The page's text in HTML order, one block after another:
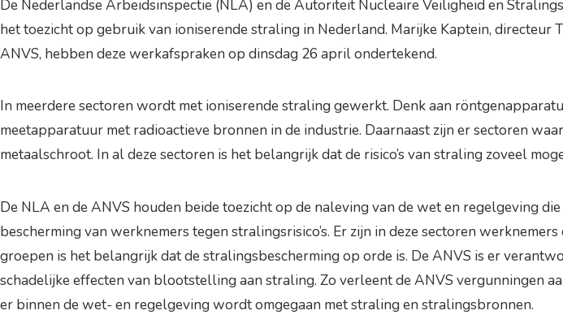
De Nederlandse Arbeidsinspectie (NLA) en de Autoriteit Nucleaire Veiligheid en
het toezicht op gebruik van ioniserende straling in Nederland. Marijke Kaptein,
ANVS, hebben deze werkafspraken op dinsdag 26 april ondertekend.
In meerdere sectoren wordt met ioniserende straling gewerkt. Denk aan
meetapparatuur met radioactieve bronnen in de industrie. Daarnaast zijn er sectoren
metaalschroot. In al deze sectoren is het belangrijk dat de risico’s van straling zoveel
De NLA en de ANVS houden beide toezicht op de naleving van de wet en regelgeving
bescherming van werknemers tegen stralingsrisico’s. Er zijn in deze sectoren
groepen is het belangrijk dat de stralingsbescherming op orde is. De ANVS is er
schadelijke effecten van blootstelling aan straling. Zo verleent de ANVS vergunningen
er binnen de wet- en regelgeving wordt omgegaan met straling en stralingsbronnen.